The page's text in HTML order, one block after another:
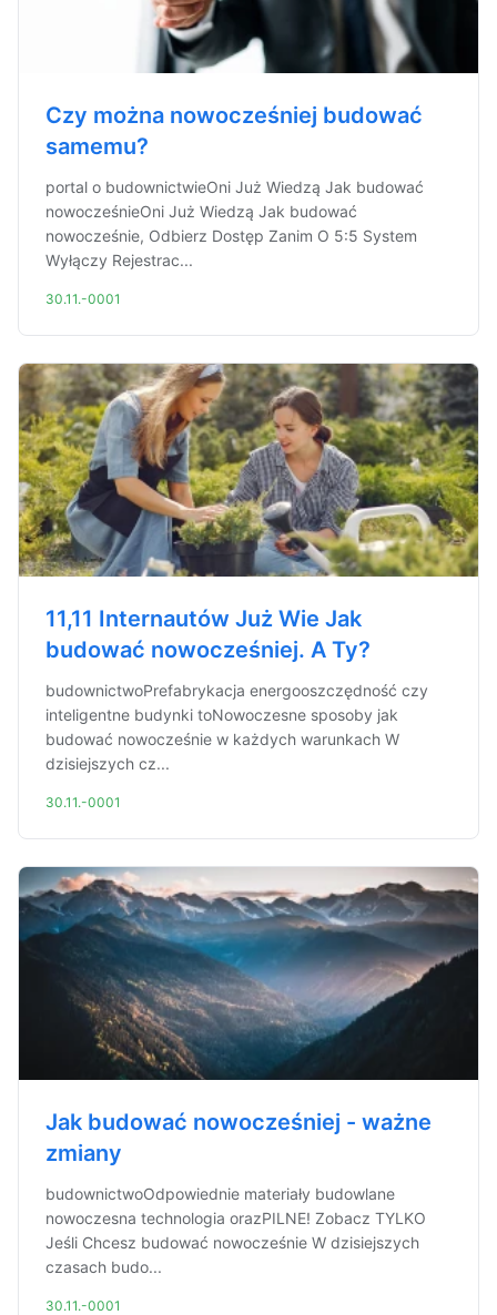
Czy można nowocześniej budować
samemu?
portal o budownictwieOni Już Wiedzą Jak budować
nowocześnieOni Już Wiedzą Jak budować
nowocześnie, Odbierz Dostęp Zanim O 5:5 System
Wyłączy Rejestrac...
30.11.-0001
11,11 Internautów Już Wie Jak
budować nowocześniej. A Ty?
budownictwoPrefabrykacja energooszczędność czy
inteligentne budynki toNowoczesne sposoby jak
budować nowocześnie w każdych warunkach W
dzisiejszych cz...
30.11.-0001
Jak budować nowocześniej - ważne
zmiany
budownictwoOdpowiednie materiały budowlane
nowoczesna technologia orazPILNE! Zobacz TYLKO
Jeśli Chcesz budować nowocześnie W dzisiejszych
czasach budo...
30.11.-0001